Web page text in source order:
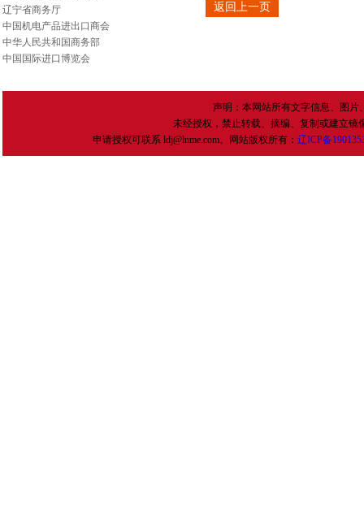
辽宁省商务厅
中国机电产品进出口商会
中华人民共和国商务部
中国国际进口博览会
返回上一页
声明：本网站所有文字信息、图
未经授权，禁止转载、摘编、复制或建立
申请授权可联系 ldj@lnme.com。网站版权所有： 辽ICP备